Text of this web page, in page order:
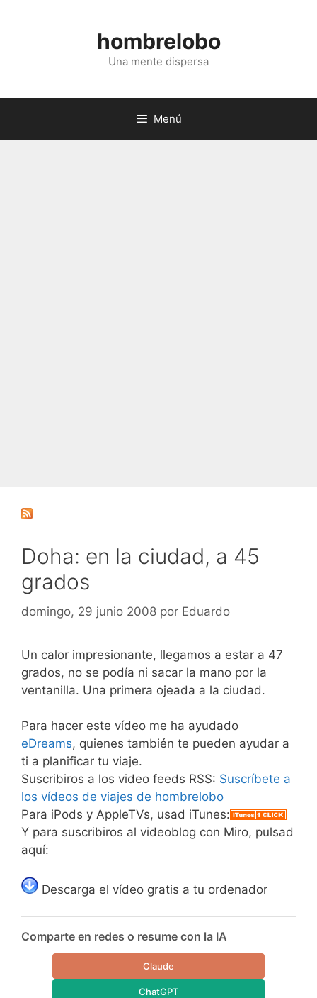
hombrelobo
Una mente dispersa
Menú
Doha: en la ciudad, a 45
grados
domingo, 29 junio 2008 por Eduardo
Un calor impresionante, llegamos a estar a 47
grados, no se podía ni sacar la mano por la
ventanilla. Una primera ojeada a la ciudad.
Para hacer este vídeo me ha ayudado
eDreams, quienes también te pueden ayudar a
ti a planificar tu viaje.
Suscribiros a los video feeds RSS: Suscríbete a
los vídeos de viajes de hombrelobo
Para iPods y AppleTVs, usad iTunes:
Y para suscribiros al videoblog con Miro, pulsad
aquí:
Descarga el vídeo gratis a tu ordenador
Comparte en redes o resume con la IA
Claude
ChatGPT